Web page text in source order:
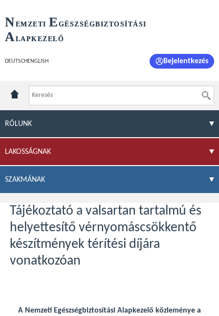
NEMZETI E GÉSZSÉGBIZTOSÍTÁSI
ALAPKEZELŐ
DEUTSCH ENGLISH Bejelentkezés
RÓLUNK
LAKOSSÁGNAK
SZAKMÁNAK
Tájékoztató a valsartan tartalmú és
helyettesítő vérnyomáscsökkentő
készítmények térítési díjára
vonatkozóan
A Nemzeti Egészségbiztosítási Alapkezelő közleménye a